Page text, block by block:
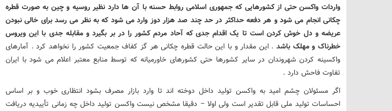
واردات واکسن حتی از کشورهایی که جمهوری اسلامی روابط حسنه با آن ها دارد نظیر روسیه و چین به صورت قطره
چکانی انجام می شود و هر دفعه حداکثر در حد چند صد هزار دوز وارد می شود که به نظر می رسد برای خالی نبودن
عریضه و دل خوش کردن است تا یک اقدام جدی که آحاد مردم کشور را در بر بگیرد و مقابله جدی با این ویروس
خطرناک و مهلک باشد . این مقدار و با این حالت قطره چکانی هر گز کفاف جمعیت کشور را نخواهد کرد . آمارهای
واکسینه کردن شهروندان در سایر کشورها حتی کشورهای خاورمیانه که توسط منابع معتبر اعلام می شود با ایران
تفاوت فاحش دارد .
اگر مسئولان چشم امید به واکسن تولید داخل دوخته اند تا وارد بازار مصرف بشود انتظاری خوب و بر اساس
احساسات تولید ملی قابل تقدیر است ولی اولا – دقیقا مشخص نیست واکسن تولید داخل چه زمانی تأییدیه دریافت